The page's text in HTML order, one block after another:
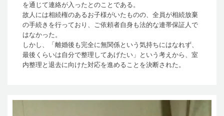
を通じて連絡が入ったとのことである。
故人には相続権のあるお子様がいたものの、全員が相続放棄
の手続きを行っており、ご依頼者自身も法的な連帯保証人で
はなかった。
しかし、「離婚後も完全に無関係という気持ちにはなれず、
最後くらいは自分で整理してあげたい」という考えから、室
内整理と退去に向けた対応を進めることを決断された。